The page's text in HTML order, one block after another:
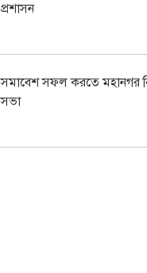
প্রশাসন
সমাবেশ সফল করতে মহানগর
সভা